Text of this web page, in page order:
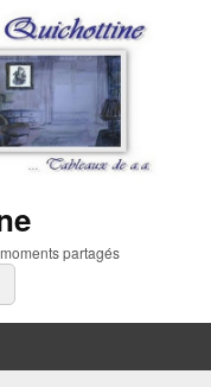
partagés